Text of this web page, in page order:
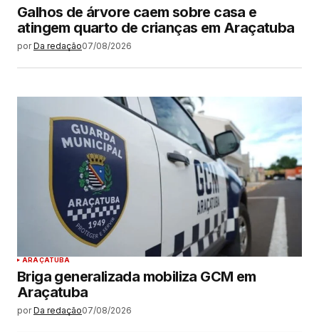
Galhos de árvore caem sobre casa e
atingem quarto de crianças em Araçatuba
por Da redação07/08/2026
ARAÇATUBA
Briga generalizada mobiliza GCM em
Araçatuba
por Da redação07/08/2026